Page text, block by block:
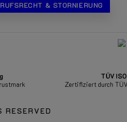
& STORNIERUNG
TÜV
Zertifiziert durch
RESERVED